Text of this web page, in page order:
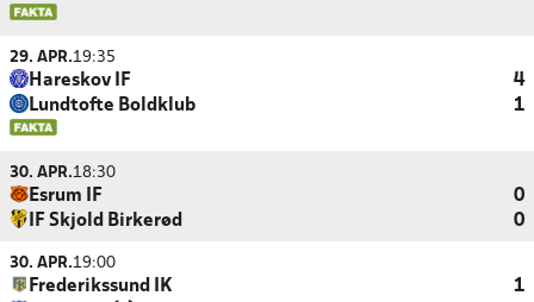
29. APR.19:35
Hareskov IF
4
Lundtofte Boldklub
1
30. APR.18:30
Esrum IF
0
IF Skjold Birkerød
0
30. APR.19:00
Frederikssund IK
1